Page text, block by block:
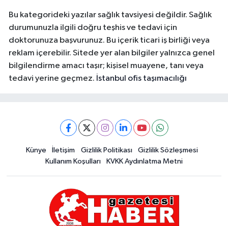
Bu kategorideki yazılar sağlık tavsiyesi değildir. Sağlık
durumunuzla ilgili doğru teşhis ve tedavi için
doktorunuza başvurunuz. Bu içerik ticari iş birliği veya
reklam içerebilir. Sitede yer alan bilgiler yalnızca genel
bilgilendirme amacı taşır; kişisel muayene, tanı veya
tedavi yerine geçmez. İstanbul ofis taşımacılığı
Künye İletişim Gizlilik Politikası
Gizlilik Sözleşmesi
Kullanım Koşulları
KVKK Aydınlatma Metni